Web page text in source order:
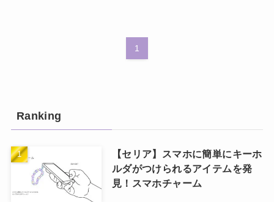
1
Ranking
【セリア】スマホに簡単にキーホ
ルダがつけられるアイテムを発
見！スマホチャーム